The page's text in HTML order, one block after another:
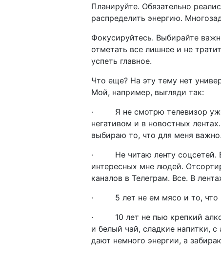
Планируйте. Обязательно
распределить энергию.
Фокусируйтесь. Выбирайте
отметать все лишнее и не
успеть главное.
Что еще? На эту тему нет
Мой, например, выгляди так:
· Я не смотрю телевизор уже
негативом и в новостных
выбираю то, что для меня важно.
· Не читаю ленту соцсетей. В
интересных мне людей.
каналов в Телеграм. Все. В
· 5 лет не ем мясо и то, что
· 10 лет не пью крепкий
и белый чай, сладкие напитки,
дают немного энергии, а